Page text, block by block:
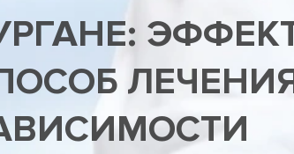
Лечение
Лечение
Вывод из